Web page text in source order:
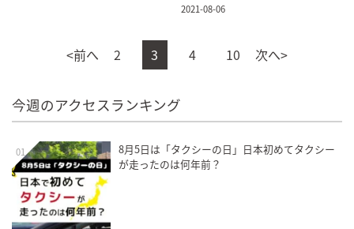
2021-08-06
<前へ 2 3 4 10 次へ>
今週のアクセスランキング
01
8月5日は「タクシーの日」日本初めてタクシー
が走ったのは何年前？